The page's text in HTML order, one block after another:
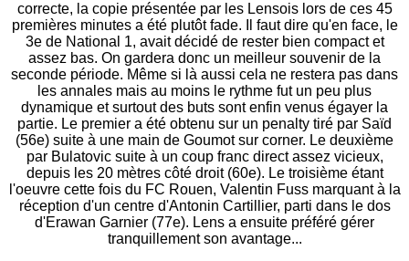
correcte, la copie présentée par les Lensois lors de ces 45
premières minutes a été plutôt fade. Il faut dire qu'en face, le
3e de National 1, avait décidé de rester bien compact et
assez bas. On gardera donc un meilleur souvenir de la
seconde période. Même si là aussi cela ne restera pas dans
les annales mais au moins le rythme fut un peu plus
dynamique et surtout des buts sont enfin venus égayer la
partie. Le premier a été obtenu sur un penalty tiré par Saïd
(56e) suite à une main de Goumot sur corner. Le deuxième
par Bulatovic suite à un coup franc direct assez vicieux,
depuis les 20 mètres côté droit (60e). Le troisième étant
l'oeuvre cette fois du FC Rouen, Valentin Fuss marquant à la
réception d'un centre d'Antonin Cartillier, parti dans le dos
d'Erawan Garnier (77e). Lens a ensuite préféré gérer
tranquillement son avantage...